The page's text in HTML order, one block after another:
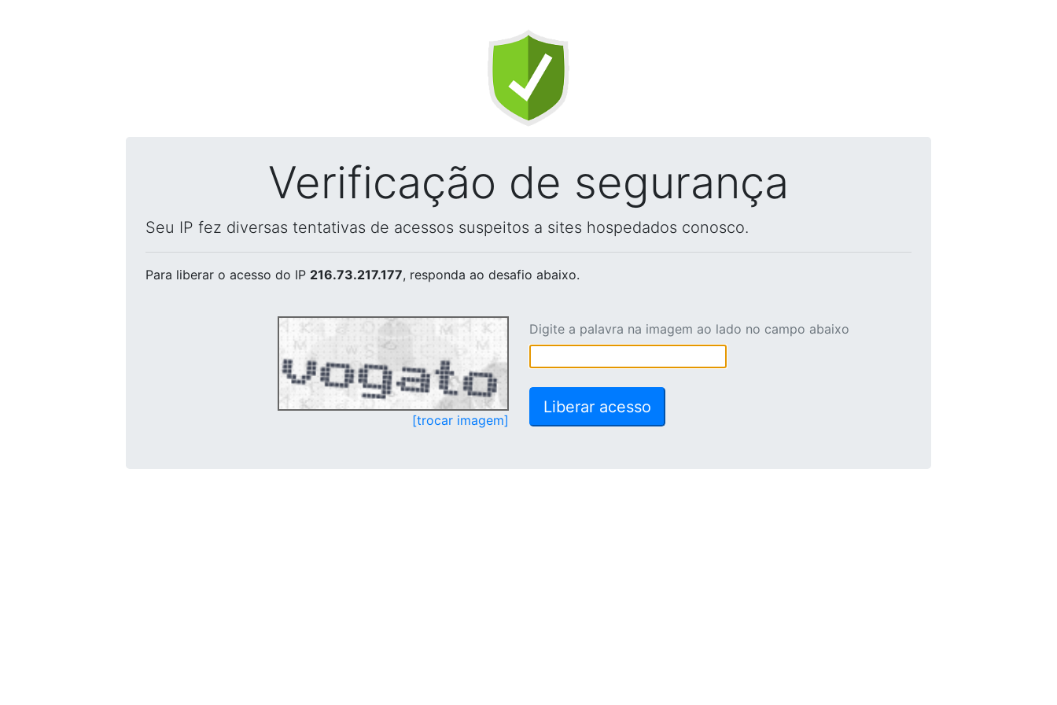
Verificação de segurança
Seu IP fez diversas tentativas de acessos suspeitos a sites hospedados conosco.
Para liberar o acesso do IP 216.73.217.177, responda ao desafio abaixo.
[trocar imagem]
Digite a palavra na imagem ao lado no campo abaixo